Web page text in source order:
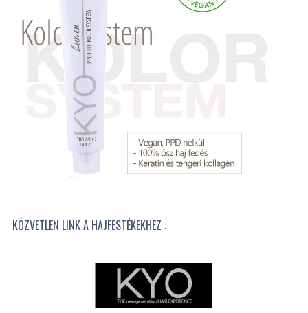
KÖZVETLEN LINK A HAJFESTÉKEKHEZ :